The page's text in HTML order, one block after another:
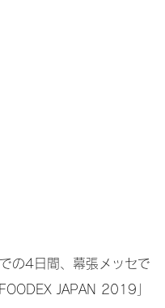
の4日間、幕張メッセで
JAPAN 2019」